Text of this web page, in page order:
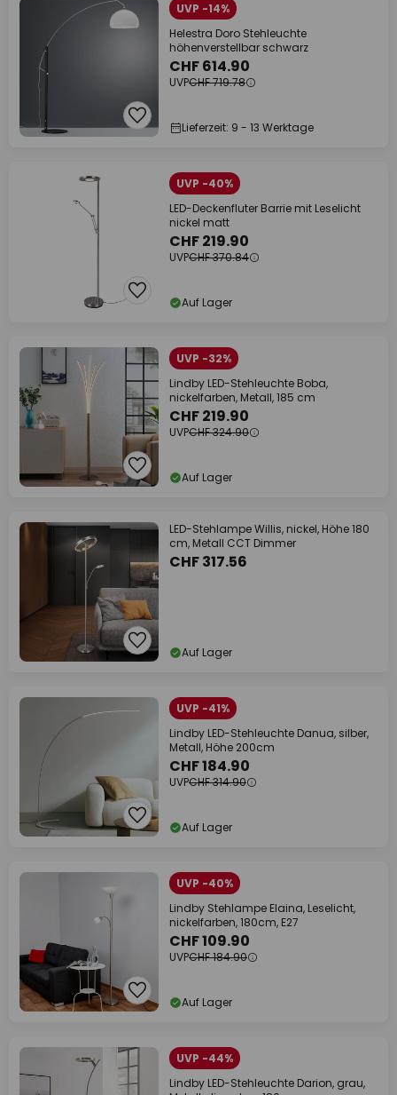
UVP -14%
Helestra Doro Stehleuchte
höhenverstellbar schwarz
CHF 614.90
UVPCHF 719.78
Lieferzeit: 9 - 13 Werktage
UVP -40%
LED-Deckenfluter Barrie mit Leselicht
nickel matt
CHF 219.90
UVPCHF 370.84
Auf Lager
UVP -32%
Lindby LED-Stehleuchte Boba,
nickelfarben, Metall, 185 cm
CHF 219.90
UVPCHF 324.90
Auf Lager
LED-Stehlampe Willis, nickel, Höhe 180
cm, Metall CCT Dimmer
CHF 317.56
Auf Lager
UVP -41%
Lindby LED-Stehleuchte Danua, silber,
Metall, Höhe 200cm
CHF 184.90
UVPCHF 314.90
Auf Lager
UVP -40%
Lindby Stehlampe Elaina, Leselicht,
nickelfarben, 180cm, E27
CHF 109.90
UVPCHF 184.90
Auf Lager
UVP -44%
Lindby LED-Stehleuchte Darion, grau,